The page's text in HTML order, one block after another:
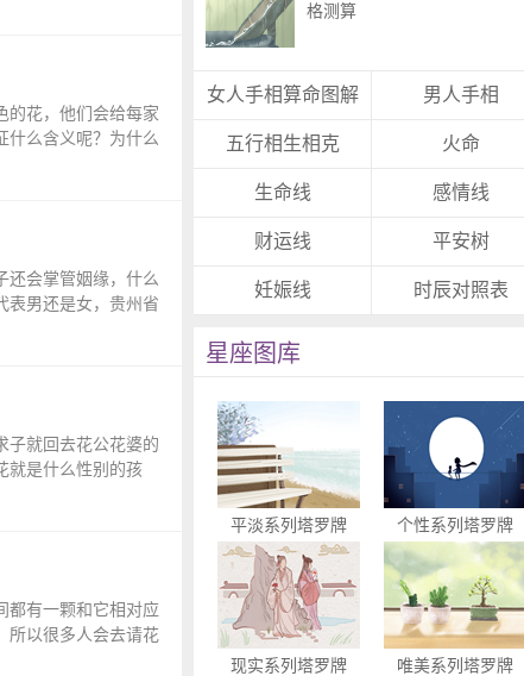
的花，他们会给每家
什么含义呢？为什么
还会掌管姻缘，什么
表男还是女，贵州省
子就回去花公花婆的
就是什么性别的孩
都有一颗和它相对应
所以很多人会去请花
格测算
女人手相算命图解 男人手相
五行相生相克 火命
生命线 感情线
财运线 平安树
妊娠线 时辰对照表
星座图库
平淡系列塔罗牌 个性系列塔罗牌
现实系列塔罗牌 唯美系列塔罗牌